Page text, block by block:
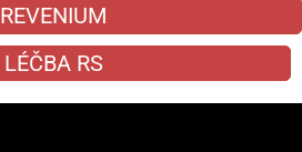
REVENIUM
LÉČBA RS